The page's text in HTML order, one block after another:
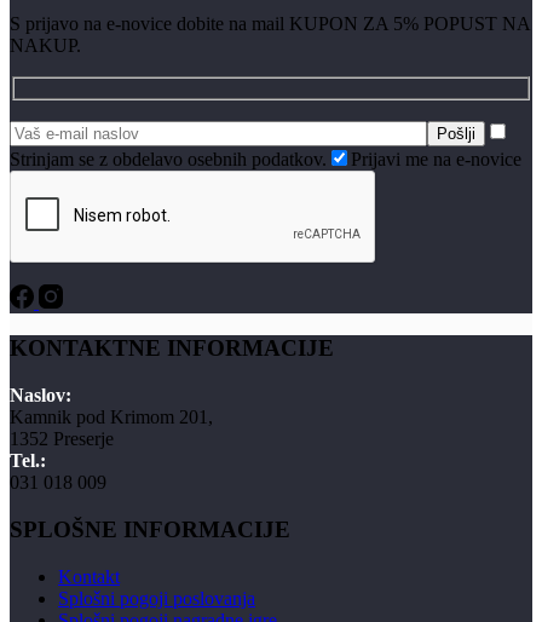
S prijavo na e-novice dobite na mail KUPON ZA 5% POPUST NA
NAKUP.
Strinjam se z obdelavo osebnih podatkov. Prijavi me na e-novice
KONTAKTNE INFORMACIJE
Naslov:
Kamnik pod Krimom 201,
1352 Preserje
Tel.:
031 018 009
SPLOŠNE INFORMACIJE
Kontakt
Splošni pogoji poslovanja